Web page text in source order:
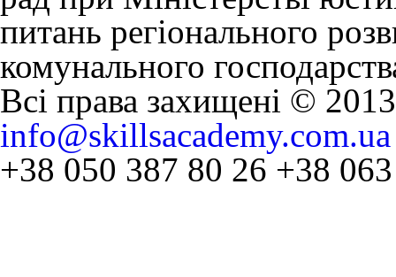
питань регіонального
комунального
Всі права захищені ©
info@skillsacademy.com.ua
+38 050 387 80 26 +38